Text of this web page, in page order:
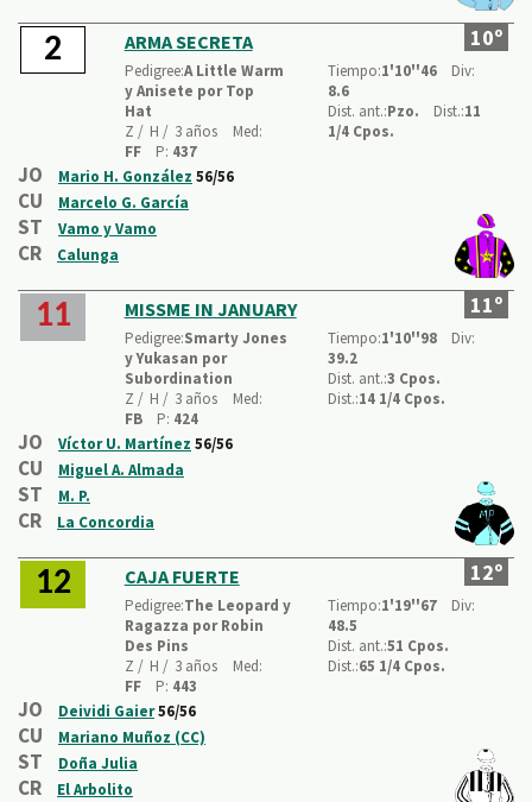
2 ARMA SECRETA 10º
Pedigree:A Little Warm
y Anisete por Top
Hat
Z / H / 3 años
Med:
FF
P: 437
Tiempo:1'10''46
Div:
8.6
Dist. ant.:Pzo. Dist.:11
1/4 Cpos.
JO Mario H. González 56/56
CU Marcelo G. García
ST Vamo y Vamo
CR Calunga
11 MISSME IN JANUARY 11º
Pedigree:Smarty Jones
y Yukasan por
Subordination
Z / H / 3 años
Med:
FB
P: 424
Tiempo:1'10''98
Div:
39.2
Dist. ant.:3 Cpos.
Dist.:14 1/4 Cpos.
JO Víctor U. Martínez 56/56
CU Miguel A. Almada
ST M. P.
CR La Concordia
12 CAJA FUERTE 12º
Pedigree:The Leopard y
Ragazza por Robin
Des Pins
Z / H / 3 años
Med:
FF
P: 443
Tiempo:1'19''67
Div:
48.5
Dist. ant.:51 Cpos.
Dist.:65 1/4 Cpos.
JO Deividi Gaier56/56
CU Mariano Muñoz (CC)
ST Doña Julia
CR El Arbolito